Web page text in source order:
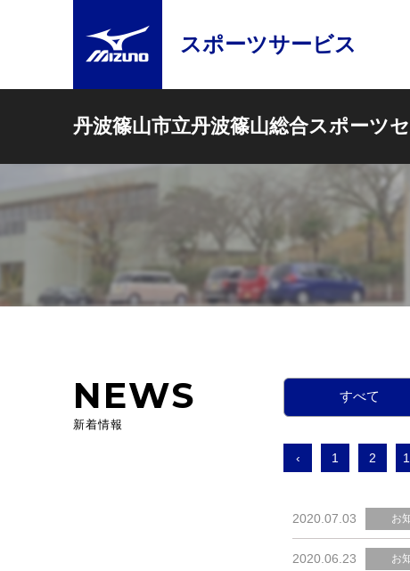
スポーツサービス
丹波篠山市立丹波篠山総合スポーツ
NEWS
新着情報
すべて
‹ 1 2
2020.07.03 お
2020.06.23 お